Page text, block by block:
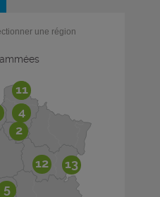
une région
12 13
2
5
11
4